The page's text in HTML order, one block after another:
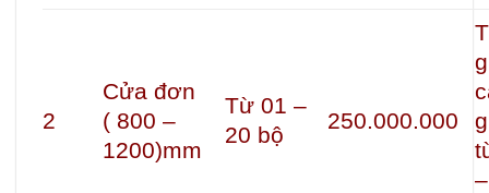
2
Cửa đơn
( 800 –
1200)mm
Từ 01 –
20 bộ
250.000.000